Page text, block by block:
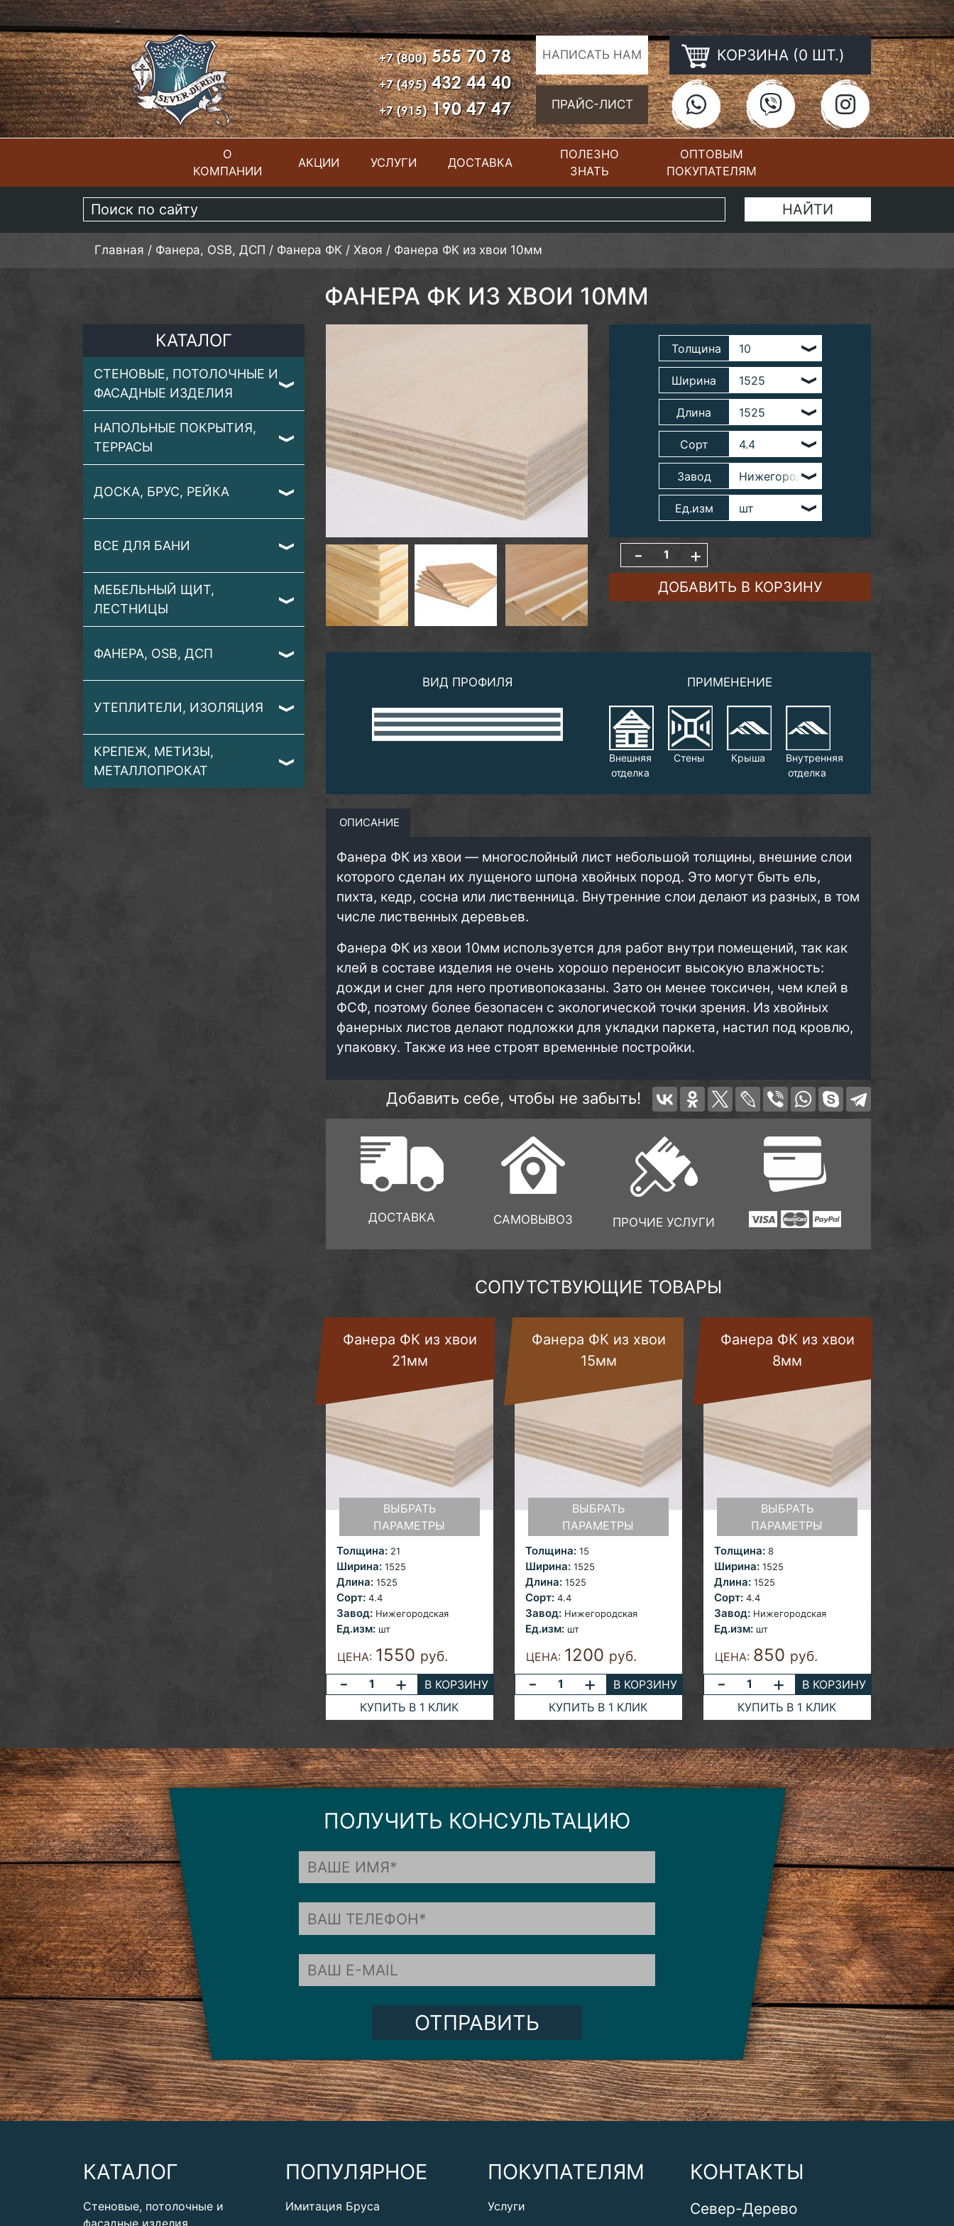
+7 (800)555 70 78
+7 (495)432 44 40
+7 (915)190 47 47
НАПИСАТЬ НАМ
ПРАЙС-ЛИСТ
КОРЗИНА (0 ШТ.)
ГЛАВНАЯ
О
КОМПАНИИ
АКЦИИ УСЛУГИ ДОСТАВКА
ПОЛЕЗНО
ЗНАТЬ
ОПТОВЫМ
ПОКУПАТЕЛЯМ
КОНТАКТЫ
Главная / Фанера, OSB, ДСП / Фанера ФК / Хвоя / Фанера ФК из хвои 10мм
ФАНЕРА ФК ИЗ ХВОИ 10ММ
КАТАЛОГ
СТЕНОВЫЕ, ПОТОЛОЧНЫЕ И
ФАСАДНЫЕ ИЗДЕЛИЯ
НАПОЛЬНЫЕ ПОКРЫТИЯ,
ТЕРРАСЫ
ДОСКА, БРУС, РЕЙКА
ВСЕ ДЛЯ БАНИ
МЕБЕЛЬНЫЙ ЩИТ,
ЛЕСТНИЦЫ
ФАНЕРА, OSB, ДСП
УТЕПЛИТЕЛИ, ИЗОЛЯЦИЯ
КРЕПЕЖ, МЕТИЗЫ,
МЕТАЛЛОПРОКАТ
Толщина
Ширина
Длина
Сорт
Завод
Ед.изм
- +
ДОБАВИТЬ В КОРЗИНУ
ВИД ПРОФИЛЯ ПРИМЕНЕНИЕ
Внешняя
отделка
Стены Крыша
Внутренняя
отделка
ОПИСАНИЕ
Фанера ФК из хвои — многослойный лист небольшой толщины, внешние слои
которого сделан их лущеного шпона хвойных пород. Это могут быть ель,
пихта, кедр, сосна или лиственница. Внутренние слои делают из разных, в том
числе лиственных деревьев.
Фанера ФК из хвои 10мм используется для работ внутри помещений, так как
клей в составе изделия не очень хорошо переносит высокую влажность:
дожди и снег для него противопоказаны. Зато он менее токсичен, чем клей в
ФСФ, поэтому более безопасен с экологической точки зрения. Из хвойных
фанерных листов делают подложки для укладки паркета, настил под кровлю,
упаковку. Также из нее строят временные постройки.
Добавить себе, чтобы не забыть!
ДОСТАВКА САМОВЫВОЗ ПРОЧИЕ УСЛУГИ
СОПУТСТВУЮЩИЕ ТОВАРЫ
Фанера ФК из хвои
21мм
ВЫБРАТЬ
ПАРАМЕТРЫ
Толщина: 21
Ширина: 1525
Длина: 1525
Сорт: 4.4
Завод: Нижегородская
Ед.изм: шт
ЦЕНА: 1550 руб.
- +
В КОРЗИНУ
КУПИТЬ В 1 КЛИК
Фанера ФК из хвои
15мм
ВЫБРАТЬ
ПАРАМЕТРЫ
Толщина: 15
Ширина: 1525
Длина: 1525
Сорт: 4.4
Завод: Нижегородская
Ед.изм: шт
ЦЕНА: 1200 руб.
- +
В КОРЗИНУ
КУПИТЬ В 1 КЛИК
Фанера ФК из хвои
8мм
ВЫБРАТЬ
ПАРАМЕТРЫ
Толщина: 8
Ширина: 1525
Длина: 1525
Сорт: 4.4
Завод: Нижегородская
Ед.изм: шт
ЦЕНА: 850 руб.
- +
В КОРЗИНУ
КУПИТЬ В 1 КЛИК
ПОЛУЧИТЬ КОНСУЛЬТАЦИЮ
ОТПРАВИТЬ
КАТАЛОГ
Стеновые, потолочные и
фасадные изделия
ПОПУЛЯРНОЕ
Имитация Бруса
ПОКУПАТЕЛЯМ
Услуги
КОНТАКТЫ
Север-Дерево